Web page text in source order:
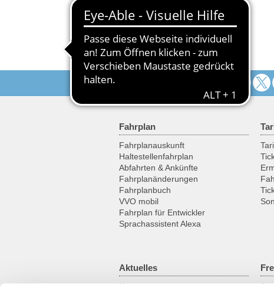
Fahrplan
Fahrplanauskunft
Haltestellenfahrplan
Abfahrten & Ankünfte
Fahrplanänderungen
Fahrplanbuch
VVO mobil
Fahrplan für Entwickler
Sprachassistent Alexa
Aktuelles
News